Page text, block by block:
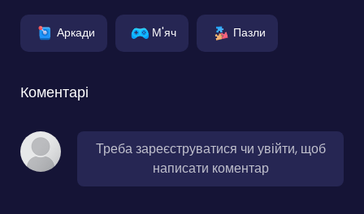
Аркади М'яч Пазли
Коментарі
Треба зареєструватися чи увійти, щоб
написати коментар